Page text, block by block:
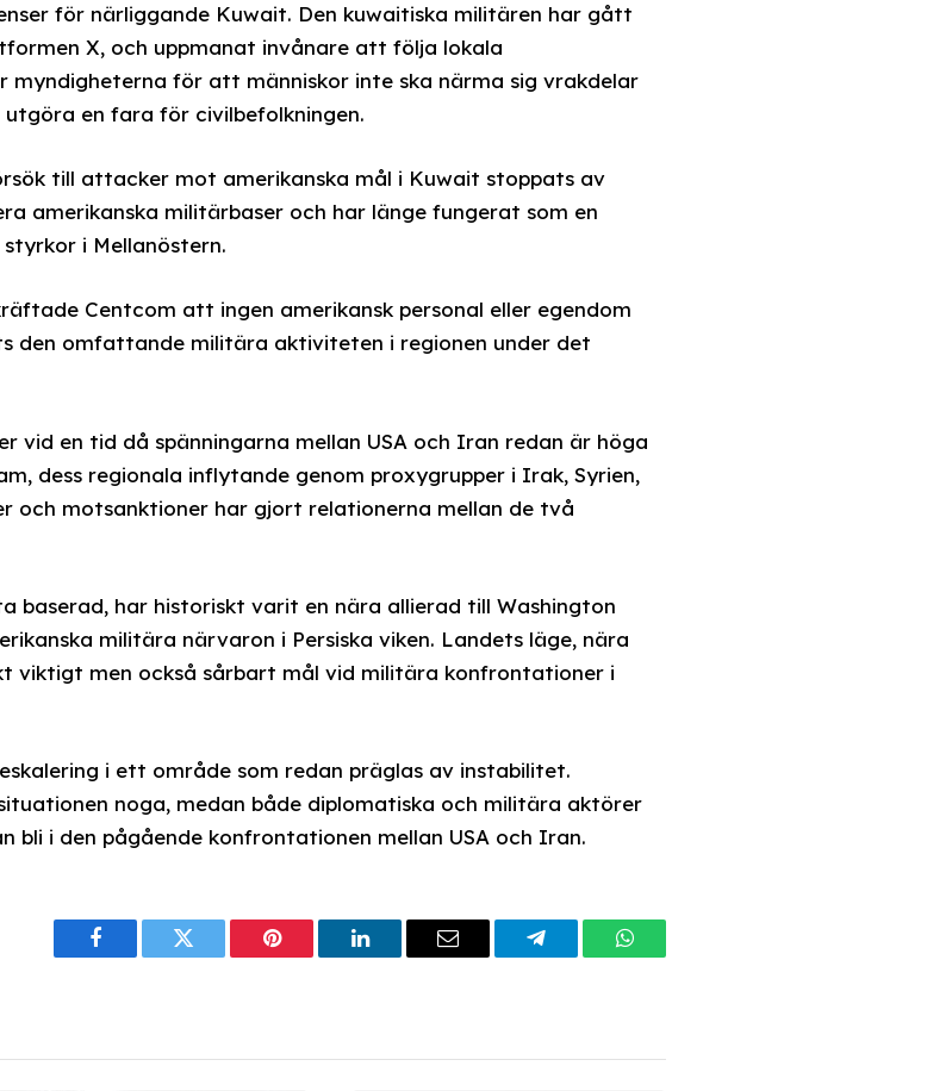
för närliggande Kuwait. Den kuwaitiska militären har gått
X, och uppmanat invånare att följa lokala
myndigheterna för att människor inte ska närma sig vrakdelar
en fara för civilbefolkningen.
till attacker mot amerikanska mål i Kuwait stoppats av
amerikanska militärbaser och har länge fungerat som en
i Mellanöstern.
Centcom att ingen amerikansk personal eller egendom
den omfattande militära aktiviteten i regionen under det
vid en tid då spänningarna mellan USA och Iran redan är höga
dess regionala inflytande genom proxygrupper i Irak, Syrien,
och motsanktioner har gjort relationerna mellan de två
baserad, har historiskt varit en nära allierad till Washington
militära närvaron i Persiska viken. Landets läge, nära
viktigt men också sårbart mål vid militära konfrontationer i
i ett område som redan präglas av instabilitet.
noga, medan både diplomatiska och militära aktörer
bli i den pågående konfrontationen mellan USA och Iran.
FacebookTwitter PinterestLinkedInEmail TelegramWhatsApp